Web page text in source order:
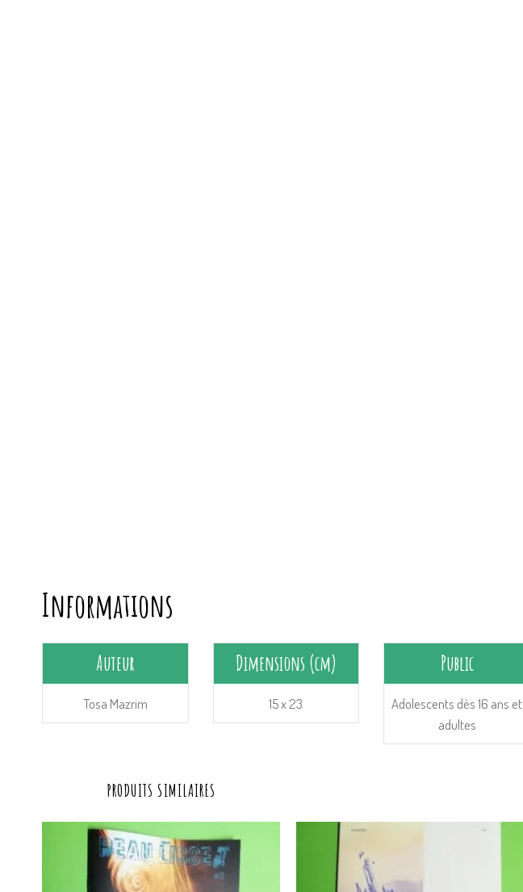
Informations
Auteur
Tosa Mazrim
Dimensions (cm)
15 x 23
Public
Adolescents dès 16 ans et
adultes
PRODUITS SIMILAIRES